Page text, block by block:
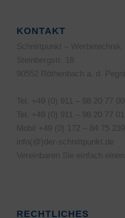
KONTAKT
Tel. +49 (0) 911 – 98 20 77 00
Tel. +49 (0) 911 – 98 20 77 01
Mobil +49 (0) 172 – 84 75 239
info(@)der-schnittpunkt.de
RECHTLICHES